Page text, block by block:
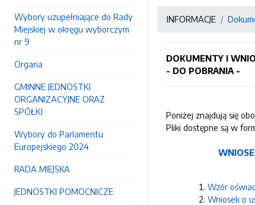
Wybory uzupełniające do Rady
Miejskiej w okręgu wyborczym
nr 9
Organa
GMINNE JEDNOSTKI
ORGANIZACYJNE ORAZ
SPÓŁKI
Wybory do Parlamentu
Europejskiego 2024
RADA MIEJSKA
JEDNOSTKI POMOCNICZE
INFORMACJE
DOKUMENTY I
- DO POBRANIA -
Poniżej znajdują się
Pliki dostępne są w
Wzór
Wniosek o